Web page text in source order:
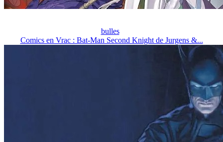
bulles
Comics en Vrac : Bat-Man Second Knight de Jurgens &...